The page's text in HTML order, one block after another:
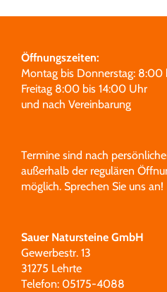
Über uns
Öffnungszeiten:
Montag bis Donnerstag: 8:00
Freitag 8:00 bis 14:00 Uhr
und nach Vereinbarung
Termine sind nach
außerhalb der regulären
möglich. Sprechen Sie uns an!
Sauer Natursteine GmbH
Gewerbestr. 13
31275 Lehrte
Telefon: 05175-4088